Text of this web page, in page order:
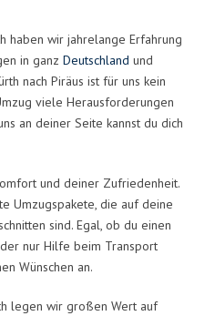
haben wir jahrelange Erfahrung
in ganz Deutschland und
nach Piräus ist für uns kein
viele Herausforderungen
an deiner Seite kannst du dich
und deiner Zufriedenheit.
Umzugspakete, die auf deine
sind. Egal, ob du einen
nur Hilfe beim Transport
Wünschen an.
legen wir großen Wert auf